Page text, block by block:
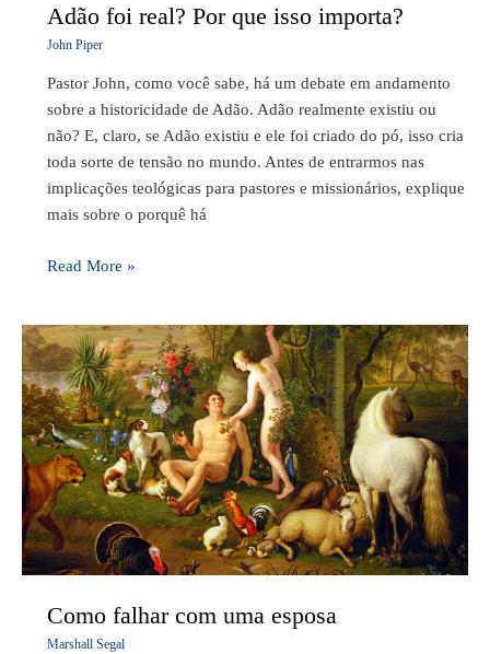
Adão foi real? Por que isso importa?
John Piper
Pastor John, como você sabe, há um debate em andamento
sobre a historicidade de Adão. Adão realmente existiu ou
não? E, claro, se Adão existiu e ele foi criado do pó, isso cria
toda sorte de tensão no mundo. Antes de entrarmos nas
implicações teológicas para pastores e missionários, explique
mais sobre o porquê há
Read More »
Como falhar com uma esposa
Marshall Segal
Como
falhar
com
uma
esposa